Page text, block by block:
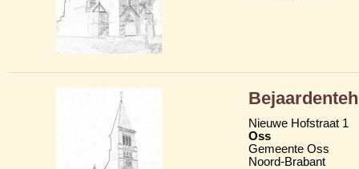
Nieuwe Hofstraat 1
Oss
Gemeente Oss
Noord-Brabant